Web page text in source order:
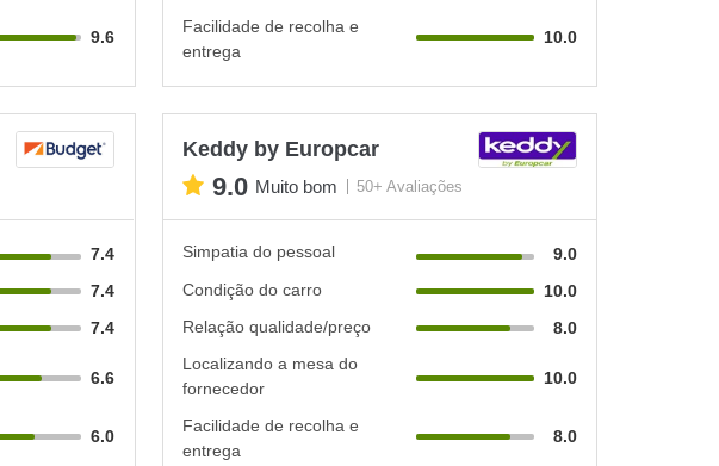
9.6
Facilidade de recolha e
entrega
10.0
7.4
7.4
7.4
6.6
6.0
Keddy by Europcar
9.0 Muito bom 50+ Avaliações
Simpatia do pessoal
9.0
Condição do carro
10.0
Relação qualidade/preço
8.0
Localizando a mesa do
fornecedor
10.0
Facilidade de recolha e
entrega
8.0